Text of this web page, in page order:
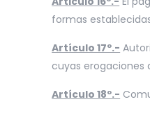
formas
Artículo 17º.-
cuyas erogaciones
Artículo 18º.-